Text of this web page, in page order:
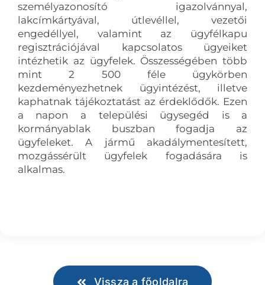
személyazonosító igazolvánnyal,
lakcímkártyával, útlevéllel, vezetői
engedéllyel, valamint az ügyfélkapu
regisztrációjával kapcsolatos ügyeiket
intézhetik az ügyfelek. Összességében több
mint 2 500 féle ügykörben
kezdeményezhetnek ügyintézést, illetve
kaphatnak tájékoztatást az érdeklődők. Ezen
a napon a települési ügysegéd is a
kormányablak buszban fogadja az
ügyfeleket. A jármű akadálymentesített,
mozgássérült ügyfelek fogadására is
alkalmas.
Vissza a főoldalra